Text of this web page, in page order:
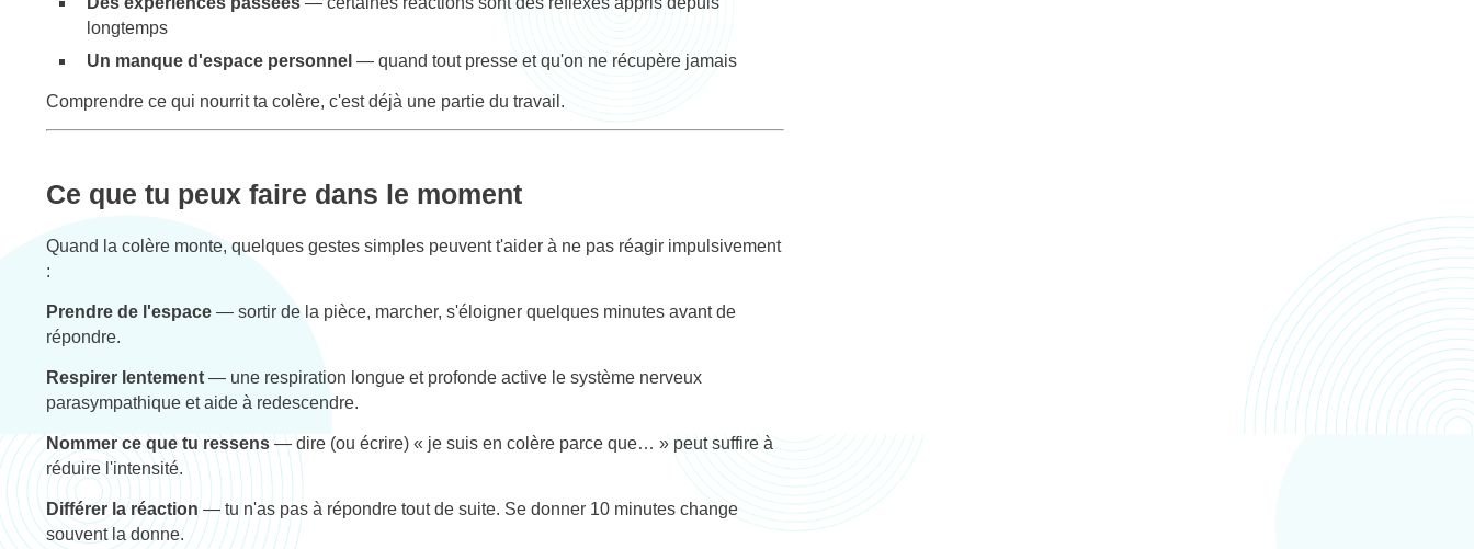
longtemps
Un manque d'espace personnel — quand tout presse et qu'on ne récupère jamais
Comprendre ce qui nourrit ta colère, c'est déjà une partie du travail.
Ce que tu peux faire dans le moment
Quand la colère monte, quelques gestes simples peuvent t'aider à ne pas réagir impulsivement
:
Prendre de l'espace — sortir de la pièce, marcher, s'éloigner quelques minutes avant de
répondre.
Respirer lentement — une respiration longue et profonde active le système nerveux
parasympathique et aide à redescendre.
Nommer ce que tu ressens — dire (ou écrire) « je suis en colère parce que… » peut suffire à
réduire l'intensité.
Différer la réaction— tu n'as pas à répondre tout de suite. Se donner 10 minutes change
souvent la donne.